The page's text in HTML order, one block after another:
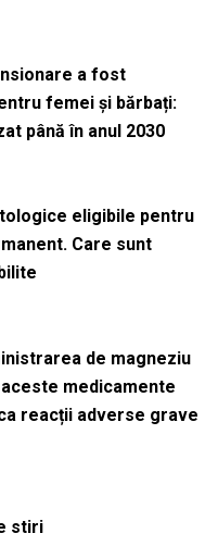
a fost
femei și bărbați:
până în anul 2030
eligibile pentru
Care sunt
de magneziu
medicamente
reacții adverse grave
stiri